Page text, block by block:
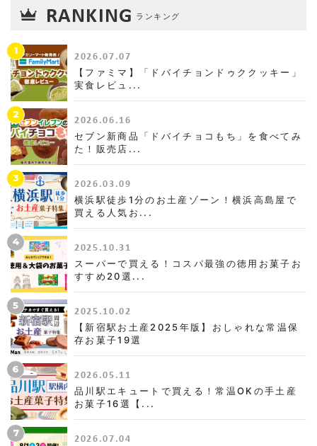
RANKING ランキング
1 2026.07.07
【ファミマ】「ドバイチョンドゥククッキー」
実食レビュ...
2 2026.06.16
セブン新商品「ドバイチョコもち」を食べてみ
た！販売店...
3 2026.03.09
横浜駅徒歩1分のお土産ゾーン！横浜高島屋で
買える人気お...
4 2025.10.31
スーパーで買える！コスパ最強の徳用お菓子お
すすめ20選...
5 2025.10.02
【新宿駅お土産2025年版】おしゃれな常温保
存お菓子19選
6 2026.05.11
品川駅エキュートで買える！常温OKの手土産
お菓子16選【...
7 2026.07.04